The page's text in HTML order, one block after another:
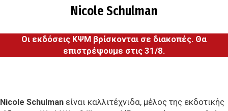
Nicole Schulman
Οι εκδόσεις ΚΨΜ βρίσκονται σε διακοπές. Θα
επιστρέψουμε στις 31/8.
Nicole Schulman είναι καλλιτέχνιδα, μέλος της εκδοτικής